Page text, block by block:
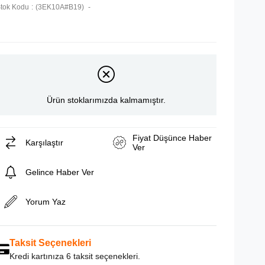
Kodu (3EK10A#B19)
Ürün stoklarımızda kalmamıştır.
Karşılaştır
Fiyat Düşünce Haber
Ver
Gelince Haber Ver
Yorum Yaz
Taksit Seçenekleri
Kredi kartınıza 6 taksit seçenekleri.